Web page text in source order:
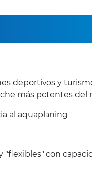
deportivos y
más potentes del
al aquaplaning
"flexibles" con